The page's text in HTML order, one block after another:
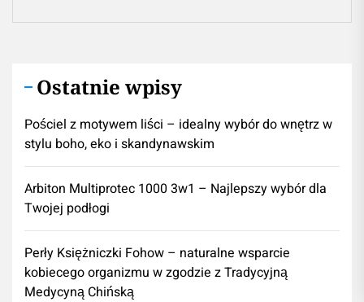
Ostatnie wpisy
Pościel z motywem liści – idealny wybór do wnętrz w
stylu boho, eko i skandynawskim
Arbiton Multiprotec 1000 3w1 – Najlepszy wybór dla
Twojej podłogi
Perły Księżniczki Fohow – naturalne wsparcie
kobiecego organizmu w zgodzie z Tradycyjną
Medycyną Chińską